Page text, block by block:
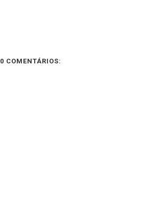
0 COMENTÁRIOS: